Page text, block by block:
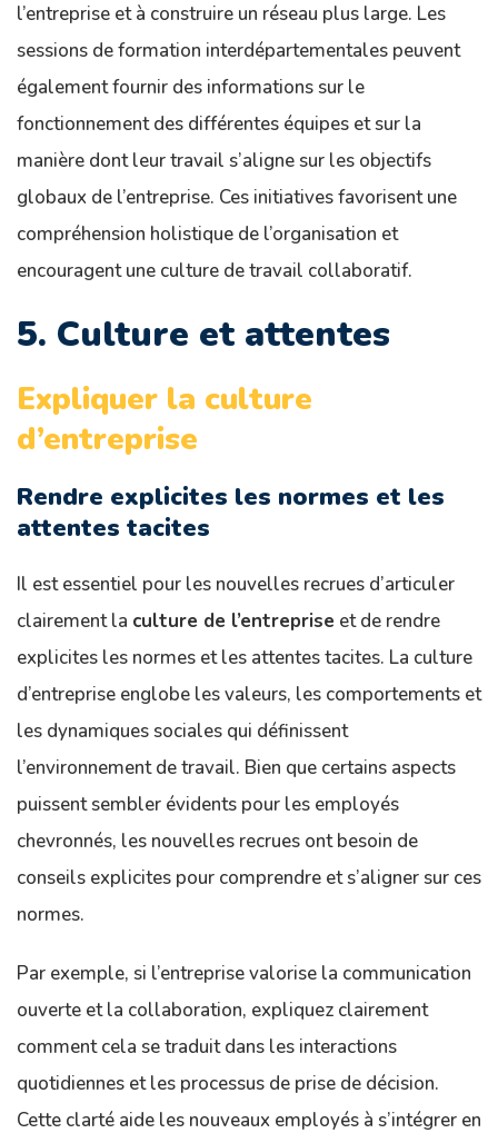
l’entreprise et à construire un réseau plus large. Les
sessions de formation interdépartementales peuvent
également fournir des informations sur le
fonctionnement des différentes équipes et sur la
manière dont leur travail s’aligne sur les objectifs
globaux de l’entreprise. Ces initiatives favorisent une
compréhension holistique de l’organisation et
encouragent une culture de travail collaboratif.
5. Culture et attentes
Expliquer la culture
d’entreprise
Rendre explicites les normes et les
attentes tacites
Il est essentiel pour les nouvelles recrues d’articuler
clairement la culture de l’entreprise et de rendre
explicites les normes et les attentes tacites. La culture
d’entreprise englobe les valeurs, les comportements et
les dynamiques sociales qui définissent
l’environnement de travail. Bien que certains aspects
puissent sembler évidents pour les employés
chevronnés, les nouvelles recrues ont besoin de
conseils explicites pour comprendre et s’aligner sur ces
normes.
Par exemple, si l’entreprise valorise la communication
ouverte et la collaboration, expliquez clairement
comment cela se traduit dans les interactions
quotidiennes et les processus de prise de décision.
Cette clarté aide les nouveaux employés à s’intégrer en